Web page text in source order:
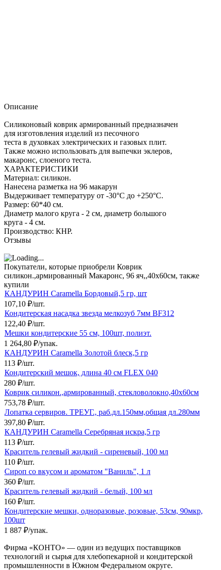
Описание
Силиконовый коврик армированный предназначен
для изготовления изделий из песочного
теста в духовках электрических и газовых плит.
Также можно использовать для выпечки эклеров,
макаронс, слоеного теста.
ХАРАКТЕРИСТИКИ
Материал: силикон.
Нанесена разметка на 96 макарун
Выдерживает температуру от -30°С до +250°С.
Размер: 60*40 см.
Диаметр малого круга - 2 см, диаметр большого
круга - 4 см.
Производство: КНР.
Отзывы
Покупатели, которые приобрели Коврик
силикон.,армированный Макаронс, 96 яч,,40х60см, также
купили
КАНДУРИН Caramella Бордовый,5 гр, шт
107,10 ₽/шт.
Кондитерская насадка звезда мелкозуб 7мм BF312
122,40 ₽/шт.
Мешки кондитерские 55 см, 100шт, полиэт.
1 264,80 ₽/упак.
КАНДУРИН Caramella Золотой блеск,5 гр
113 ₽/шт.
Кондитерский мешок, длина 40 см FLEX 040
280 ₽/шт.
Коврик силикон.,армированный, стекловолокно,40х60см
753,78 ₽/шт.
Лопатка сервиров. ТРЕУГ., раб.дл.150мм,общая дл.280мм
397,80 ₽/шт.
КАНДУРИН Caramella Серебряная искра,5 гр
113 ₽/шт.
Краситель гелевый жидкий - сиреневый, 100 мл
110 ₽/шт.
Сироп со вкусом и ароматом "Ваниль", 1 л
360 ₽/шт.
Краситель гелевый жидкий - белый, 100 мл
160 ₽/шт.
Кондитерские мешки, одноразовые, розовые, 53см, 90мкр,
100шт
1 887 ₽/упак.
Фирма «КОНТО» — один из ведущих поставщиков
технологий и сырья для хлебопекарной и кондитерской
промышленности в Южном Федеральном округе.